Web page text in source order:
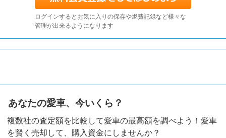
ログインするとお気に入りの保存や燃費記録など様々な
管理が出来るようになります
あなたの愛車、今いくら？
複数社の査定額を比較して愛車の最高額を調べよう！愛車
を賢く売却して、購入資金にしませんか？